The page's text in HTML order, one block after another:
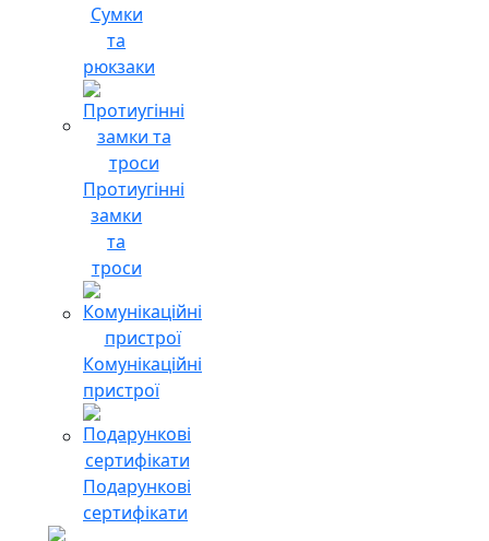
Сумки
та
рюкзаки
Протиугінні
замки
та
троси
Комунікаційні
пристрої
Подарункові
сертифікати